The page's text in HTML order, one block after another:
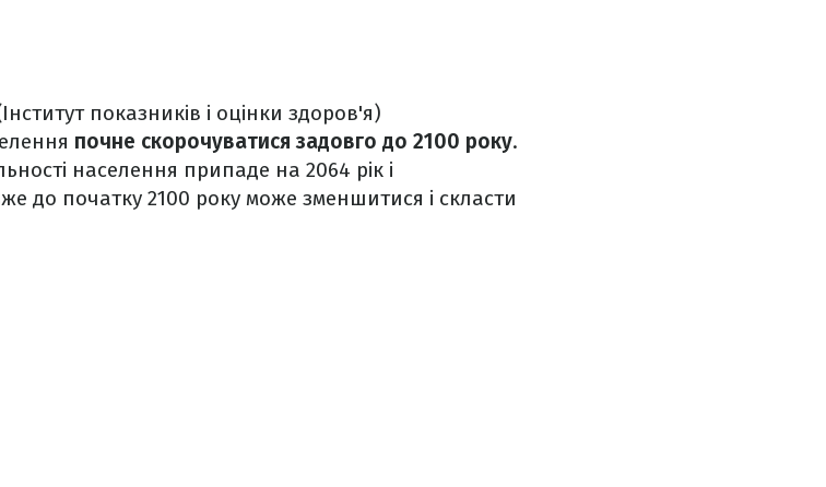
показників і оцінки здоров'я)
почне скорочуватися задовго до 2100 року.
населення припаде на 2064 рік і
до початку 2100 року може зменшитися і скласти